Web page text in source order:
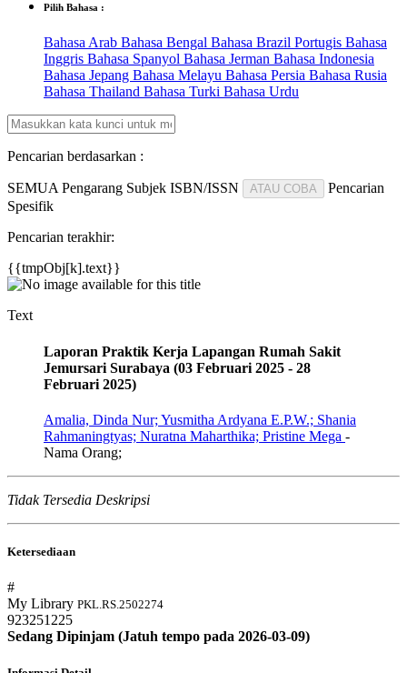
Pilih Bahasa :
Bahasa Arab Bahasa Bengal Bahasa Brazil Portugis Bahasa
Inggris Bahasa Spanyol Bahasa Jerman Bahasa Indonesia
Bahasa Jepang Bahasa Melayu Bahasa Persia Bahasa Rusia
Bahasa Thailand Bahasa Turki Bahasa Urdu
Pencarian berdasarkan :
SEMUA Pengarang Subjek ISBN/ISSN ATAU COBA
Pencarian
Spesifik
Pencarian terakhir:
{{tmpObj[k].text}}
Text
Laporan Praktik Kerja Lapangan Rumah Sakit
Jemursari Surabaya (03 Februari 2025 - 28
Februari 2025)
Amalia, Dinda Nur; Yusmitha Ardyana E.P.W.; Shania
Rahmaningtyas; Nuratna Maharthika; Pristine Mega -
Nama Orang;
Tidak Tersedia Deskripsi
Ketersediaan
#
My Library PKL.RS.2502274
923251225
Sedang Dipinjam (Jatuh tempo pada 2026-03-09)